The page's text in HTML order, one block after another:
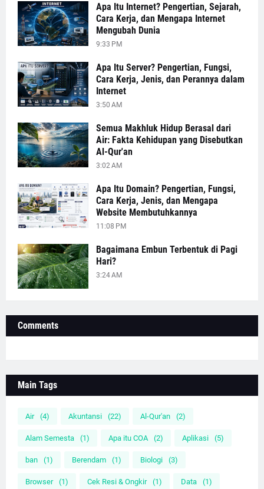
Apa Itu Internet? Pengertian, Sejarah,
Cara Kerja, dan Mengapa Internet
Mengubah Dunia
9:33 PM
Apa Itu Server? Pengertian, Fungsi,
Cara Kerja, Jenis, dan Perannya dalam
Internet
3:50 AM
Semua Makhluk Hidup Berasal dari
Air: Fakta Kehidupan yang Disebutkan
Al-Qur'an
3:02 AM
Apa Itu Domain? Pengertian, Fungsi,
Cara Kerja, Jenis, dan Mengapa
Website Membutuhkannya
11:08 PM
Bagaimana Embun Terbentuk di Pagi
Hari?
3:24 AM
Comments
Main Tags
Air (4) Akuntansi (22) Al-Qur'an (2)
Alam Semesta (1) Apa itu COA (2) Aplikasi (5)
ban (1) Berendam (1) Biologi (3)
Browser (1) Cek Resi & Ongkir (1) Data (1)